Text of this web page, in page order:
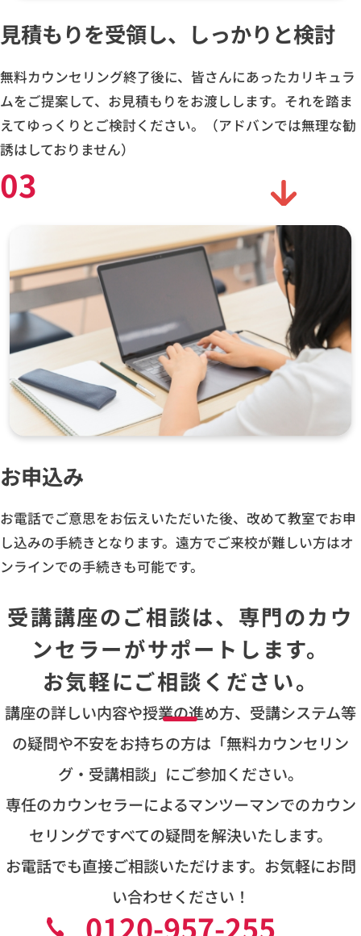
見積もりを受領し、しっかりと検討
無料カウンセリング終了後に、皆さんにあったカリキュラ
ムをご提案して、お見積もりをお渡しします。それを踏ま
えてゆっくりとご検討ください。（アドバンでは無理な勧
誘はしておりません）
03
お申込み
お電話でご意思をお伝えいただいた後、改めて教室でお申
し込みの手続きとなります。遠方でご来校が難しい方はオ
ンラインでの手続きも可能です。
受講講座のご相談は、専門のカウ
ンセラーがサポートします。
お気軽にご相談ください。
講座の詳しい内容や授業の進め方、受講システム等
の疑問や不安をお持ちの方は 「無料カウンセリン
グ・受講相談」にご参加ください。
専任のカウンセラーによるマンツーマンでのカウン
セリングですべての疑問を解決いたします。
お電話でも直接ご相談いただけます。お気軽にお問
い合わせください！
0120-957-255